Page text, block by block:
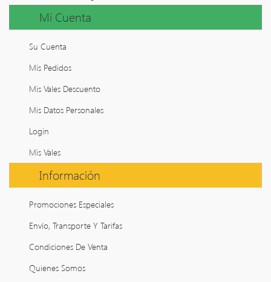
Mi Cuenta
Su Cuenta
Mis Pedidos
Mis Vales Descuento
Mis Datos Personales
Login
Mis Vales
Información
Promociones Especiales
Envío, Transporte Y Tarifas
Condiciones De Venta
Quienes Somos